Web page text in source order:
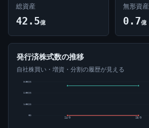
総資産
42.5億
無形資産
0.7億
発行済株式数の推移
自社株買い・増資・分割の履歴が見える
0株
1.00億株
2.00億株
3.00億株
24/9 25/9